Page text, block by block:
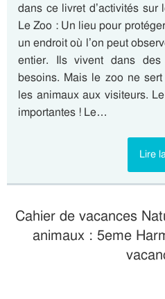
dans ce livret d’activités
Le Zoo : Un lieu pour
un endroit où l’on peut
entier. Ils vivent dans
besoins. Mais le zoo ne
les animaux aux visiteurs.
importantes ! Le…
Lire
Cahier de vacances
animaux : 5eme